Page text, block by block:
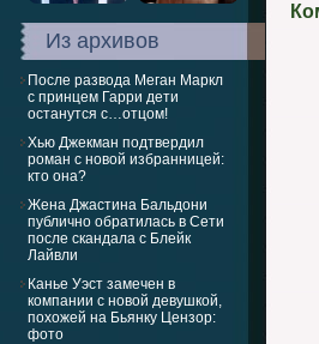
Из архивов
После развода Меган Маркл
с принцем Гарри дети
останутся с…отцом!
Хью Джекман подтвердил
роман с новой избранницей:
кто она?
Жена Джастина Бальдони
публично обратилась в Сети
после скандала с Блейк
Лайвли
Канье Уэст замечен в
компании с новой девушкой,
похожей на Бьянку Цензор:
фото